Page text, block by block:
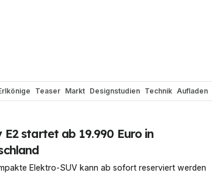
Teaser Markt Designstudien Technik Aufladen
Umbau
E-Bikes Elektro-Busse
E2 startet ab 19.990 Euro in
Elektro-SUV kann ab sofort reserviert werden